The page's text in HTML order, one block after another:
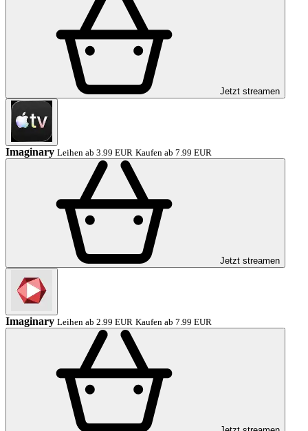
Jetzt streamen
Imaginary Leihen ab 3.99 EUR Kaufen ab 7.99 EUR
Jetzt streamen
Imaginary Leihen ab 2.99 EUR Kaufen ab 7.99 EUR